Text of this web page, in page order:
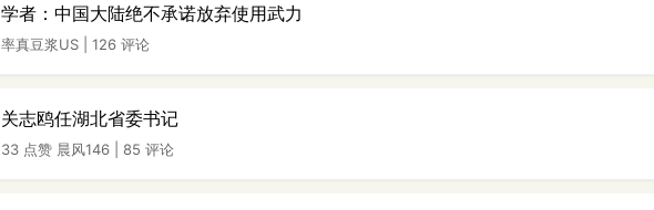
学者：中国大陆绝不承诺放弃使用武力
率真豆浆US 126 评论
关志鸥任湖北省委书记
33 点赞 晨风146 85 评论